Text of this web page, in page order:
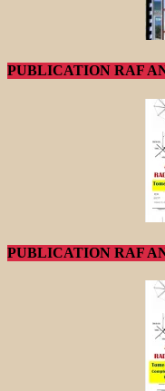
PUBLICATION RAF
PUBLICATION RAF